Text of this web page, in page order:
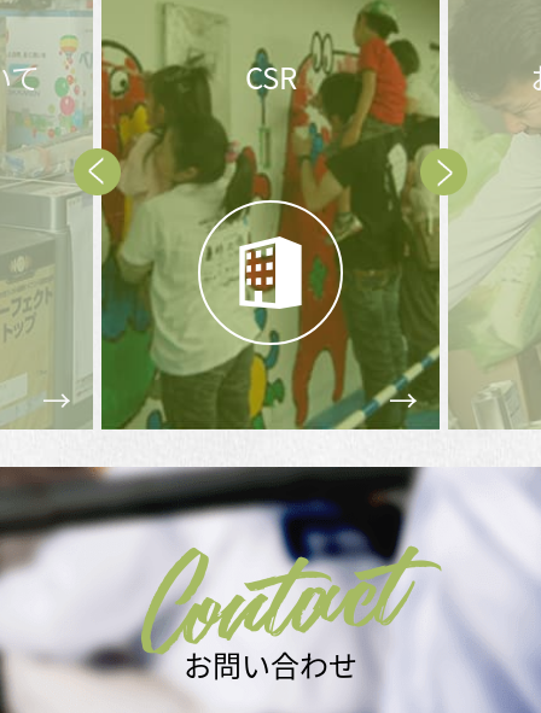
て CSR
Prev Next
Contact
お問い合わせ